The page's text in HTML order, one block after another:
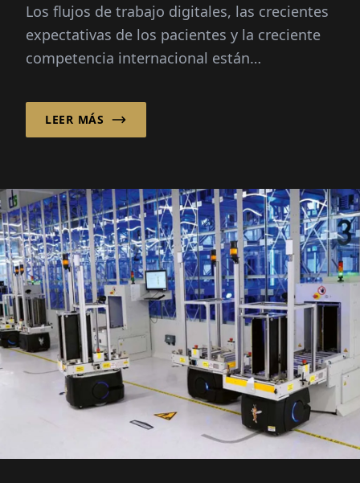
Integrada
Los flujos de trabajo digitales, las crecientes
expectativas de los pacientes y la creciente
competencia internacional están
rápido que nunca...
LEER MÁS